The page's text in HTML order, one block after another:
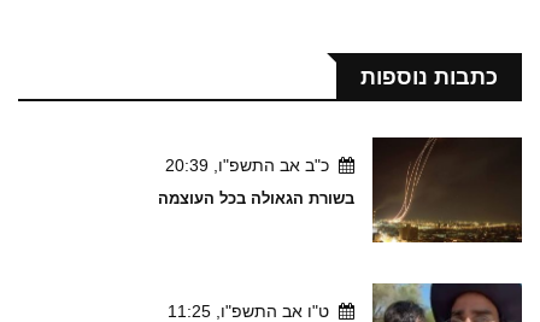
כתבות נוספות
כ"ב אב התשפ"ו, 20:39
בשורת הגאולה בכל העוצמה
ט"ו אב התשפ"ו, 11:25